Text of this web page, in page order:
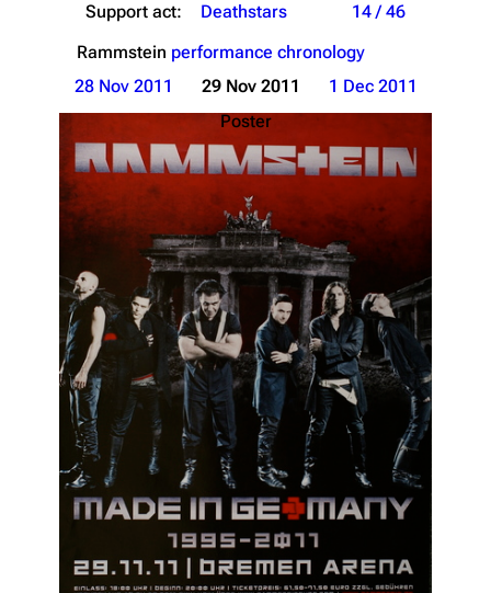
Support act:
Deathstars
14 / 46
Rammstein performance chronology
28 Nov 2011
29 Nov 2011
1 Dec 2011
Poster